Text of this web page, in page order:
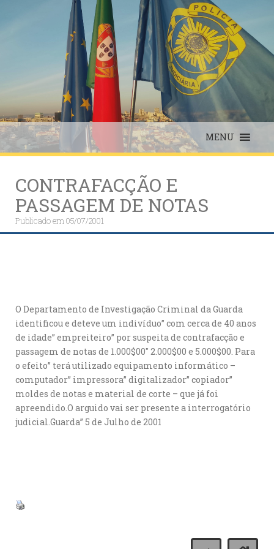
MENU
CONTRAFACÇÃO E
PASSAGEM DE NOTAS
Publicado em05/07/2001
O Departamento de Investigação Criminal da Guarda
identificou e deteve um indivíduo” com cerca de 40 anos
de idade” empreiteiro” por suspeita de contrafacção e
passagem de notas de 1.000$00″ 2.000$00 e 5.000$00. Para
o efeito” terá utilizado equipamento informático –
computador” impressora” digitalizador” copiador”
moldes de notas e material de corte – que já foi
apreendido.O arguido vai ser presente a interrogatório
judicial.Guarda” 5 de Julho de 2001